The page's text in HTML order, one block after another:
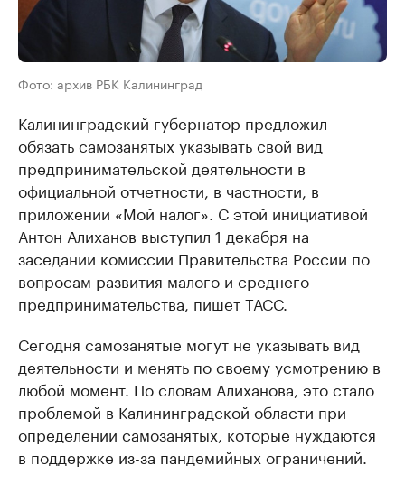
Фото: архив РБК Калининград
Калининградский губернатор предложил
обязать самозанятых указывать свой вид
предпринимательской деятельности в
официальной отчетности, в частности, в
приложении «Мой налог». С этой инициативой
Антон Алиханов выступил 1 декабря на
заседании комиссии Правительства России по
вопросам развития малого и среднего
предпринимательства, пишетТАСС.
Сегодня самозанятые могут не указывать вид
деятельности и менять по своему усмотрению в
любой момент. По словам Алиханова, это стало
проблемой в Калининградской области при
определении самозанятых, которые нуждаются
в поддержке из-за пандемийных ограничений.